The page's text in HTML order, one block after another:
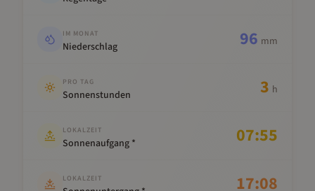
IM MONAT
Niederschlag 96 mm
PRO TAG
Sonnenstunden 3 h
LOKALZEIT
Sonnenaufgang * 07:55
LOKALZEIT 17:08